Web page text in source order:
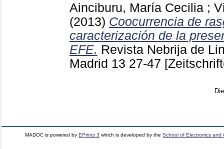
Ainciburu, María Cecilia ;
(2013) Coocurrencia de
caracterización de la
EFE. Revista Nebrija de
Madrid 13 27-47
MADOC is powered byEPrints 3 which is developed by theSchool of Electronics and